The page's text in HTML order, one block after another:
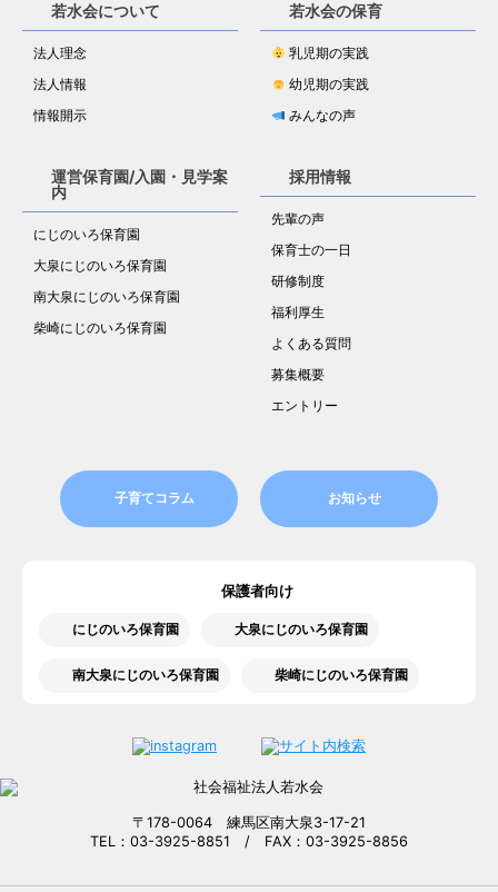
若水会について
法人理念
法人情報
情報開示
若水会の保育
乳児期の実践
幼児期の実践
みんなの声
運営保育園/入園・見学案
内
にじのいろ保育園
大泉にじのいろ保育園
南大泉にじのいろ保育園
柴崎にじのいろ保育園
採用情報
先輩の声
保育士の一日
研修制度
福利厚生
よくある質問
募集概要
エントリー
子育てコラム お知らせ
保護者向け
にじのいろ保育園 大泉にじのいろ保育園
南大泉にじのいろ保育園 柴崎にじのいろ保育園
〒178-0064 練馬区南大泉3-17-21
TEL：03-3925-8851 / FAX：03-3925-8856